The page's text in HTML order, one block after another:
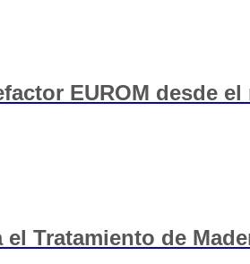
EUROM desde
Tratamiento de